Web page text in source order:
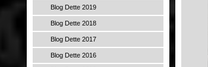
Blog Dette 2019
Blog Dette 2018
Blog Dette 2017
Blog Dette 2016